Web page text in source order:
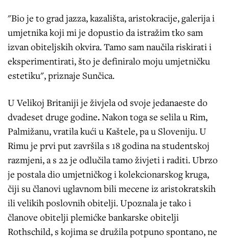
"Bio je to grad jazza, kazališta, aristokracije, galerija i
umjetnika koji mi je dopustio da istražim tko sam
izvan obiteljskih okvira. Tamo sam naučila riskirati i
eksperimentirati, što je definiralo moju umjetničku
estetiku", priznaje Sunčica.
U Velikoj Britaniji je živjela od svoje jedanaeste do
dvadeset druge godine.Nakon toga se selila u Rim,
Palmižanu, vratila kući u Kaštele, pa u Sloveniju. U
Rimu je prvi put završila s 18 godina na studentskoj
razmjeni, a s 22 je odlučila tamo živjeti i raditi. Ubrzo
je postala dio umjetničkog i kolekcionarskog kruga,
čiji su članovi uglavnom bili mecene iz aristokratskih
ili velikih poslovnih obitelji. Upoznala je tako i
članove obitelji plemićke bankarske obitelji
Rothschild, s kojima se družila potpuno spontano, ne